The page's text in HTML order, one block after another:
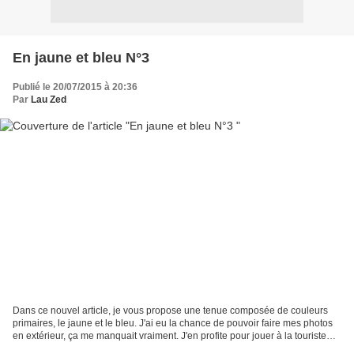
En jaune et bleu N°3
Publié le 20/07/2015 à 20:36
Par Lau Zed
Dans ce nouvel article, je vous propose une tenue composée de couleurs
primaires, le jaune et le bleu. J'ai eu la chance de pouvoir faire mes photos
en extérieur, ça me manquait vraiment. J'en profite pour jouer à la touriste